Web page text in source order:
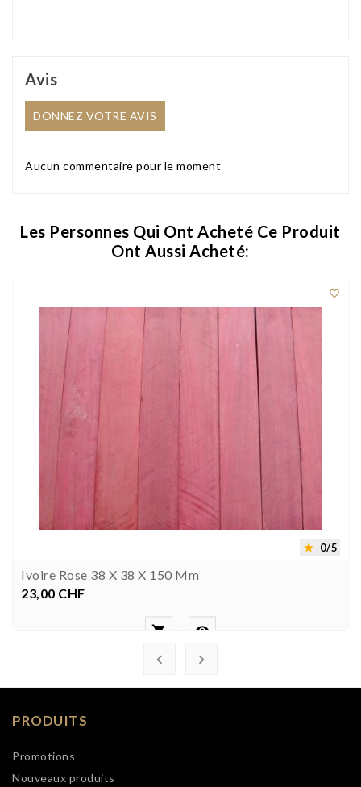
Avis
DONNEZ VOTRE AVIS
Aucun commentaire pour le moment
Les Personnes Qui Ont Acheté Ce Produit
Ont Aussi Acheté:

 0/5
Ivoire Rose 38 X 38 X 150 Mm
Prix
23,00 CHF
 
 
PRODUITS
Promotions
Nouveaux produits